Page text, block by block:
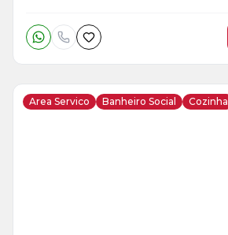
Area Servico Banheiro Social Cozinha